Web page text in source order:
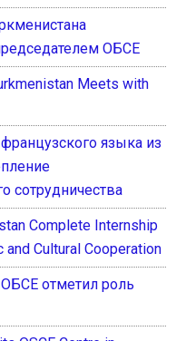
ОБСЕ
Meets with
языка из
сотрудничества
Complete Internship
and Cultural Cooperation
отметил роль